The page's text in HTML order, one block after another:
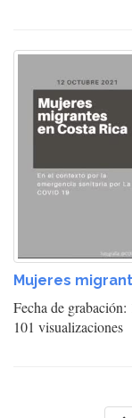
Mujeres
Fecha de grabación:
101 visualizaciones